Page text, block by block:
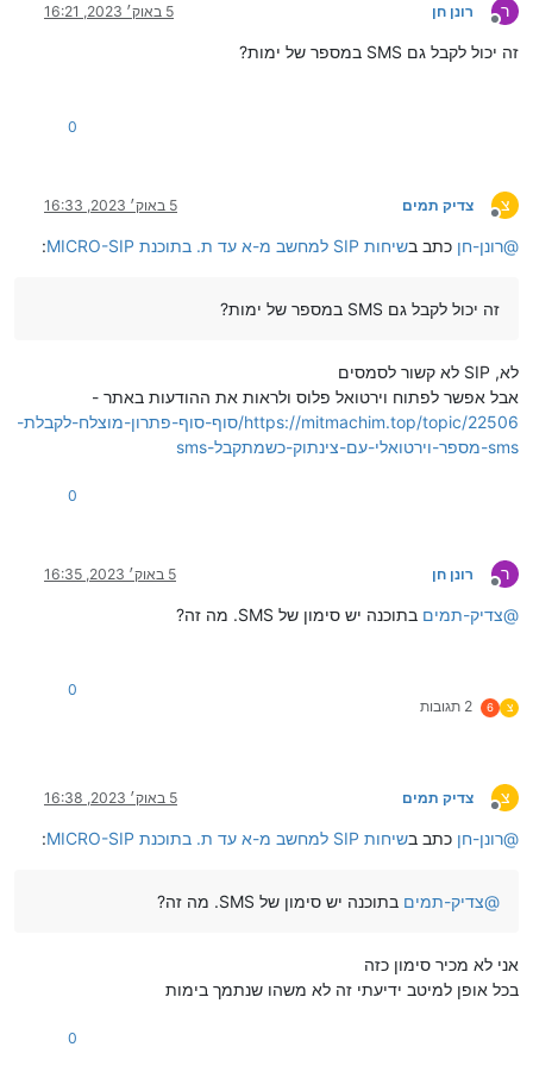
ר
מנותק
רונן חן 5 באוק׳ 2023, 16:21
זה יכול לקבל גם SMS במספר של ימות?
0
צ
מנותק
צדיק תמים 5 באוק׳ 2023, 16:33
@רונן-חן כתב בשיחות SIP למחשב מ-א עד ת. בתוכנת MICRO-SIP :
זה יכול לקבל גם SMS במספר של ימות?
לא, SIP לא קשור לסמסים
אבל אפשר לפתוח וירטואל פלוס ולראות את ההודעות באתר -
https://mitmachim.top/topic/22506/סוף-סוף-פתרון-מוצלח-לקבלת-
sms-מספר-וירטואלי-עם-צינתוק-כשמתקבל-sms
0
ר
מנותק
רונן חן 5 באוק׳ 2023, 16:35
@צדיק-תמים בתוכנה יש סימון של SMS. מה זה?
צ 6 2 תגובות
0
צ
מנותק
צדיק תמים 5 באוק׳ 2023, 16:38
@רונן-חן כתב בשיחות SIP למחשב מ-א עד ת. בתוכנת MICRO-SIP :
@צדיק-תמים בתוכנה יש סימון של SMS. מה זה?
אני לא מכיר סימון כזה
בכל אופן למיטב ידיעתי זה לא משהו שנתמך בימות
0